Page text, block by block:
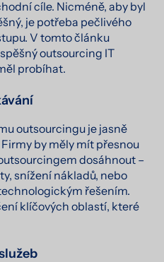
cíle. Nicméně, aby byl
je potřeba pečlivého
V tomto článku
outsourcing IT
probíhat.
outsourcingu je jasně
by měly mít přesnou
dosáhnout –
snížení nákladů, nebo
řešením.
klíčových oblastí, které